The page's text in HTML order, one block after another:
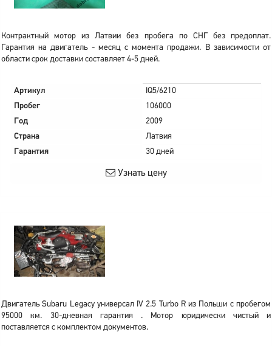
Контрактный мотор из Латвии без пробега по СНГ без предоплат.
Гарантия на двигатель - месяц с момента продажи. В зависимости от
области срок доставки составляет 4-5 дней.
Артикул
IQ5/6210
Пробег
106000
Год
2009
Страна
Латвия
Гарантия
30 дней
Узнать цену
Двигатель Subaru Legacy универсал IV 2.5 Turbo R из Польши с пробегом
95000 км. 30-дневная гарантия . Мотор юридически чистый и
поставляется с комплектом документов.